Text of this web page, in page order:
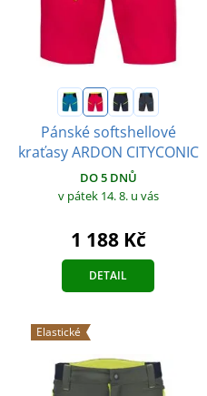
Pánské softshellové
kraťasy ARDON CITYCONIC
DO 5 DNŮ
v pátek 14. 8. u vás
1 188 Kč
DETAIL
Elastické